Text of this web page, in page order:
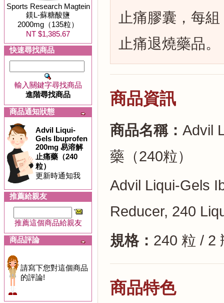
Sports Research Magtein
鎂L-蘇糖酸鹽
2000mg（135粒）
NT $1,385.67
快速尋找商品
輸入關鍵字尋找商品
進階尋找商品
商品通知狀態
Advil Liqui-
Gels Ibuprofen
200mg 易溶解
止痛藥（240
粒）
更新時通知我
推薦給親友
推薦這個商品給親友
商品評論
請寫下您對這個商品
的評論!
止痛膠囊，每
止痛退燒藥品。
商品資訊
商品名稱： Advil
藥（240粒）
Advil Liqui-Gels
Reducer, 240
規格： 240 粒 / 2
商品特色